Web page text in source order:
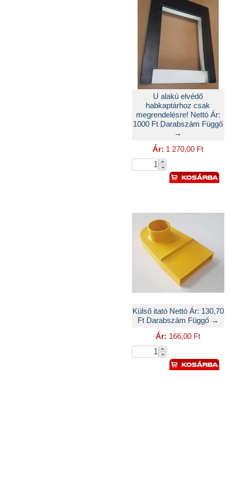
U alakú elvédő
habkaptárhoz csak
megrendelésre! Nettó Ár:
1000 Ft Darabszám Függő
→
Ár: 1 270,00 Ft
Külső itató Nettó Ár: 130,70
Ft Darabszám Függő →
Ár: 166,00 Ft